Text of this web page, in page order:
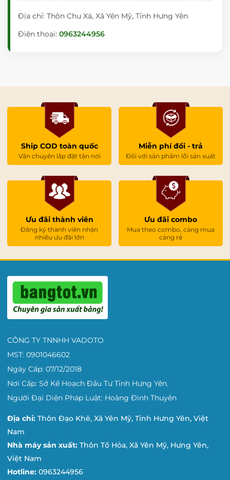
Địa chỉ: Thôn Chu Xá, Xã Yên Mỹ, Tỉnh Hưng Yên
Điện thoại: 0963244956
Ship COD toàn quốc
Vận chuyển lắp đặt tận nơi
Miễn phí đổi - trả
Đối với sản phẩm lỗi sản xuất
Ưu đãi thành viên
Đăng ký thành viên nhận
nhiều ưu đãi lớn
Ưu đãi combo
Mua theo combo, càng mua
càng rẻ
CÔNG TY TNNHH VADOTO
MST: 0901046602
Ngày Cấp: 07/12/2018
Nơi Cấp: Sở Kế Hoạch Đầu Tư Tỉnh Hưng Yên.
Người Đại Diện Pháp Luật: Hoàng Đình Thuyên
Địa chỉ: Thôn Đạo Khê, Xã Yên Mỹ, Tỉnh Hưng Yên, Việt
Nam
Nhà máy sản xuất: Thôn Tổ Hỏa, Xã Yên Mỹ, Hưng Yên,
Việt Nam
Hotline: 0963244956